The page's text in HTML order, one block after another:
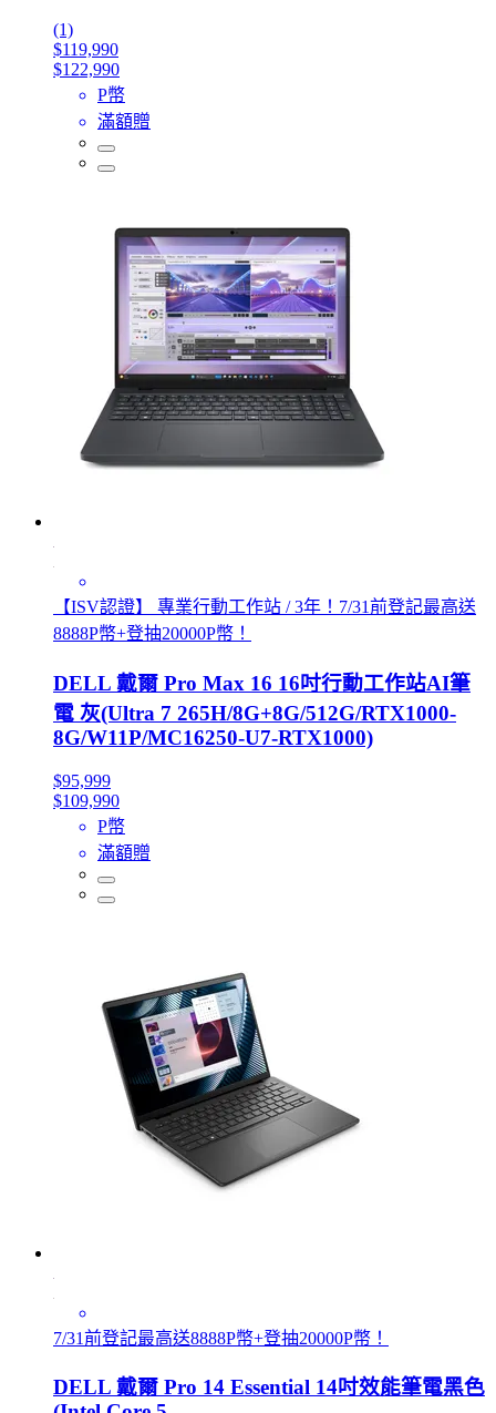
(1)
$119,990
$122,990
P幣
滿額贈
【ISV認證】 專業行動工作站 / 3年！7/31前登記最高送
8888P幣+登抽20000P幣！
DELL 戴爾 Pro Max 16 16吋行動工作站AI筆
電 灰(Ultra 7 265H/8G+8G/512G/RTX1000-
8G/W11P/MC16250-U7-RTX1000)
$95,999
$109,990
P幣
滿額贈
7/31前登記最高送8888P幣+登抽20000P幣！
DELL 戴爾 Pro 14 Essential 14吋效能筆電黑色